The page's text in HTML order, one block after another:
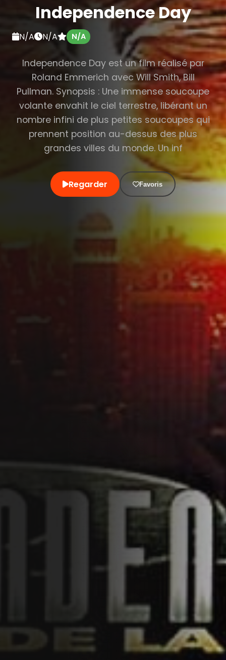
Independence Day
N/A N/A N/A
Independence Day est un film réalisé par
Roland Emmerich avec Will Smith, Bill
Pullman. Synopsis : Une immense soucoupe
volante envahit le ciel terrestre, libérant un
nombre infini de plus petites soucoupes qui
prennent position au-dessus des plus
grandes villes du monde. Un inf
Regarder Favoris